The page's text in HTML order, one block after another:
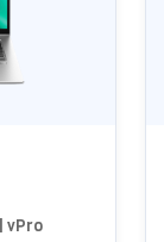
vPro